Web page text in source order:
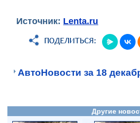
Источник: Lenta.ru
АвтоНовости за 18
Другие